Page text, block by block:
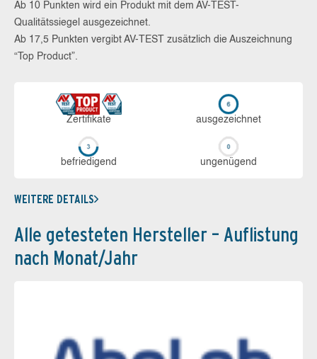
Ab 10 Punkten wird ein Produkt mit dem AV-TEST-
Qualitätssiegel ausgezeichnet.
Ab 17,5 Punkten vergibt AV-TEST zusätzlich die Auszeichnung
“Top Product”.
Zerti­fikate aus­ge­zeich­net
be­frie­di­gend un­ge­nü­gend
WEITERE DETAILS
Alle getesteten Hersteller – Auflistung
nach Monat/Jahr